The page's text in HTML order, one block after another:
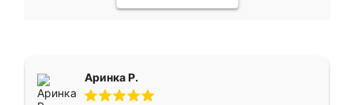
Аринка Р.